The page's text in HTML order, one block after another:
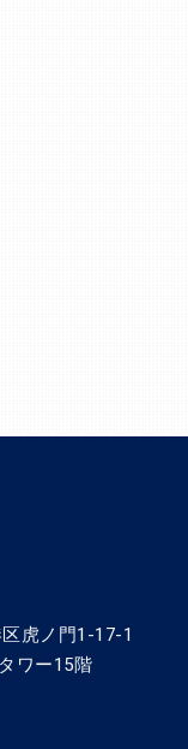
虎ノ門1-17-1
ワー15階